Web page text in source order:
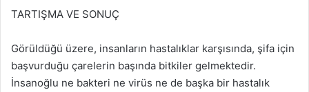
TARTIŞMA VE SONUÇ
Görüldüğü üzere, insanların hastalıklar karşısında, şifa için
başvurduğu çarelerin başında bitkiler gelmektedir.
İnsanoğlu ne bakteri ne virüs ne de başka bir hastalık